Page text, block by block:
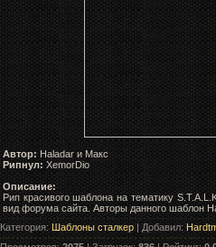
Автор:Haladar и Макс
Рипнул: XemorDio
Описание:
Рип красивого шаблона на тематику
вид форума сайта. Авторы данного шаблон
Категория:Шаблоны сталкер | Добавил: